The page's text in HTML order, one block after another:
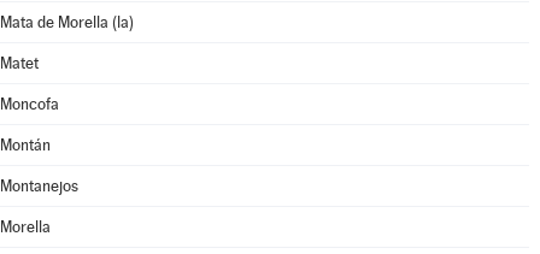
Mata de Morella (la)
Matet
Moncofa
Montán
Montanejos
Morella